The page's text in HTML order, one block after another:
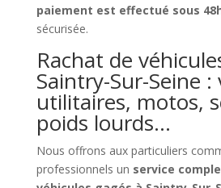
paiement est effectué sous
sécurisée.
Rachat de
Saintry-Sur-Seine
utilitaires, motos,
poids lourds…
Nous offrons aux particuliers
professionnels un service